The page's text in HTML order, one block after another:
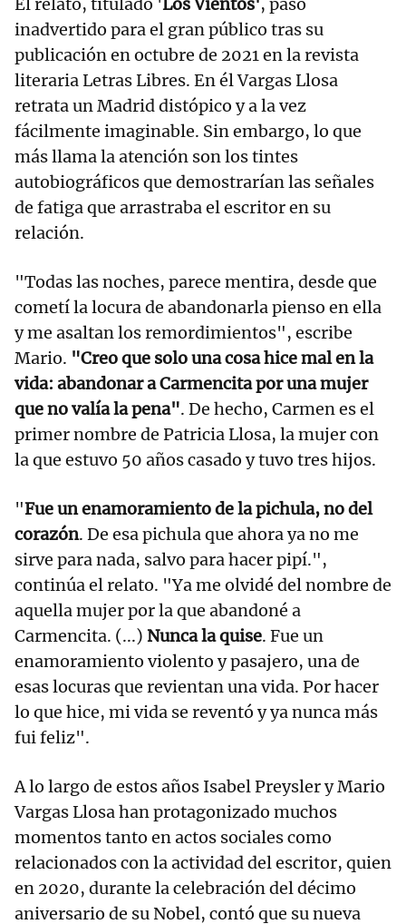
El relato, titulado 'Los Vientos', pasó
inadvertido para el gran público tras su
publicación en octubre de 2021 en la revista
literaria Letras Libres. En él Vargas Llosa
retrata un Madrid distópico y a la vez
fácilmente imaginable. Sin embargo, lo que
más llama la atención son los tintes
autobiográficos que demostrarían las señales
de fatiga que arrastraba el escritor en su
relación.
"Todas las noches, parece mentira, desde que
cometí la locura de abandonarla pienso en ella
y me asaltan los remordimientos", escribe
Mario. "Creo que solo una cosa hice mal en la
vida: abandonar a Carmencita por una mujer
que no valía la pena". De hecho, Carmen es el
primer nombre de Patricia Llosa, la mujer con
la que estuvo 50 años casado y tuvo tres hijos.
"Fue un enamoramiento de la pichula, no del
corazón. De esa pichula que ahora ya no me
sirve para nada, salvo para hacer pipí.",
continúa el relato. "Ya me olvidé del nombre de
aquella mujer por la que abandoné a
Carmencita. (...) Nunca la quise. Fue un
enamoramiento violento y pasajero, una de
esas locuras que revientan una vida. Por hacer
lo que hice, mi vida se reventó y ya nunca más
fui feliz".
A lo largo de estos años Isabel Preysler y Mario
Vargas Llosa han protagonizado muchos
momentos tanto en actos sociales como
relacionados con la actividad del escritor, quien
en 2020, durante la celebración del décimo
aniversario de su Nobel, contó que su nueva